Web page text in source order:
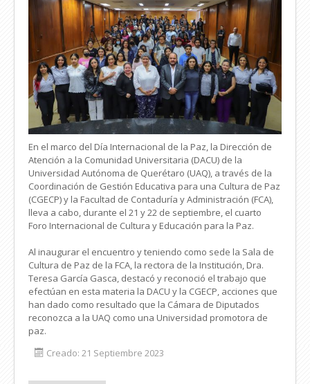
En el marco del Día Internacional de la Paz, la Dirección de
Atención a la Comunidad Universitaria (DACU) de la
Universidad Autónoma de Querétaro (UAQ), a través de la
Coordinación de Gestión Educativa para una Cultura de Paz
(CGECP) y la Facultad de Contaduría y Administración (FCA),
lleva a cabo, durante el 21 y 22 de septiembre, el cuarto
Foro Internacional de Cultura y Educación para la Paz.
Al inaugurar el encuentro y teniendo como sede la Sala de
Cultura de Paz de la FCA, la rectora de la Institución, Dra.
Teresa García Gasca, destacó y reconoció el trabajo que
efectúan en esta materia la DACU y la CGECP, acciones que
han dado como resultado que la Cámara de Diputados
reconozca a la UAQ como una Universidad promotora de
paz.
Creado: 21 Septiembre 2023